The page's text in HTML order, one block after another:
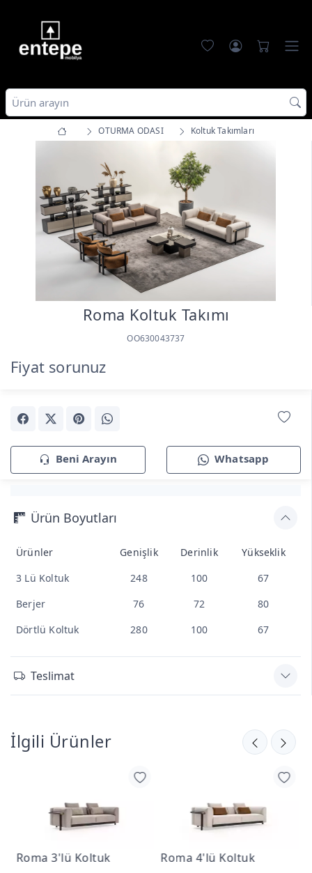
OTURMA ODASI Koltuk Takımları
Roma Koltuk Takımı
OO630043737
Fiyat sorunuz
Beni Arayın Whatsapp
Ürün Boyutları
Ürünler Genişlik Derinlik
Yükseklik
3 Lü Koltuk
248 100
67
Berjer
76 72
80
Dörtlü Koltuk
280 100 67
Teslimat
İlgili Ürünler
Roma 3'lü Koltuk Roma 4'lü Koltuk